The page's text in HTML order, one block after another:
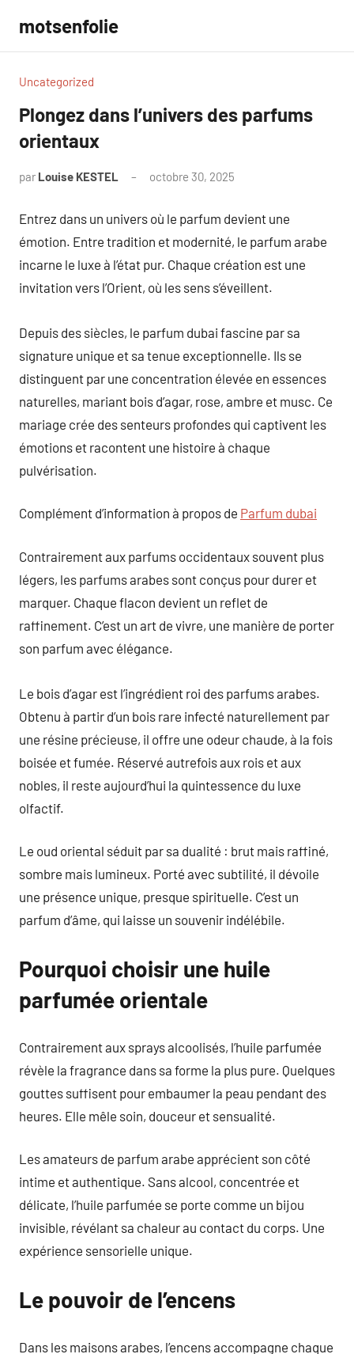
contenu
motsenfolie
Uncategorized
Plongez dans l’univers des parfums
orientaux
par Louise KESTEL octobre 30, 2025
Entrez dans un univers où le parfum devient une
émotion. Entre tradition et modernité, le parfum arabe
incarne le luxe à l’état pur. Chaque création est une
invitation vers l’Orient, où les sens s’éveillent.
Depuis des siècles, le parfum dubai fascine par sa
signature unique et sa tenue exceptionnelle. Ils se
distinguent par une concentration élevée en essences
naturelles, mariant bois d’agar, rose, ambre et musc. Ce
mariage crée des senteurs profondes qui captivent les
émotions et racontent une histoire à chaque
pulvérisation.
Complément d’information à propos de Parfum dubai
Contrairement aux parfums occidentaux souvent plus
légers, les parfums arabes sont conçus pour durer et
marquer. Chaque flacon devient un reflet de
raffinement. C’est un art de vivre, une manière de porter
son parfum avec élégance.
Le bois d’agar est l’ingrédient roi des parfums arabes.
Obtenu à partir d’un bois rare infecté naturellement par
une résine précieuse, il offre une odeur chaude, à la fois
boisée et fumée. Réservé autrefois aux rois et aux
nobles, il reste aujourd’hui la quintessence du luxe
olfactif.
Le oud oriental séduit par sa dualité : brut mais raffiné,
sombre mais lumineux. Porté avec subtilité, il dévoile
une présence unique, presque spirituelle. C’est un
parfum d’âme, qui laisse un souvenir indélébile.
Pourquoi choisir une huile
parfumée orientale
Contrairement aux sprays alcoolisés, l’huile parfumée
révèle la fragrance dans sa forme la plus pure. Quelques
gouttes suffisent pour embaumer la peau pendant des
heures. Elle mêle soin, douceur et sensualité.
Les amateurs de parfum arabe apprécient son côté
intime et authentique. Sans alcool, concentrée et
délicate, l’huile parfumée se porte comme un bijou
invisible, révélant sa chaleur au contact du corps. Une
expérience sensorielle unique.
Le pouvoir de l’encens
Dans les maisons arabes, l’encens accompagne chaque